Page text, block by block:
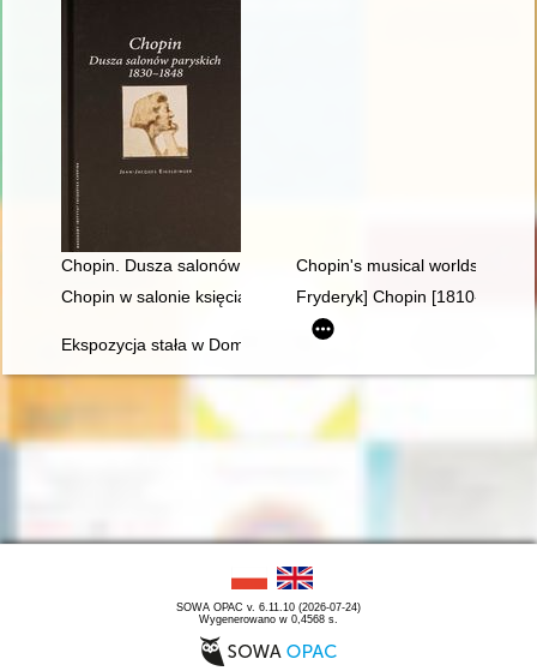
Chopin. Dusza salonów paryskich 1830-1848Chopin's musical worlds the
Chopin w salonie księcia Antoniego Radziwiłła". Nowe
Fryderyk] Chopin [1810-1849].
Ekspozycja stała w Domu Urodzenia Fryderyka Chopina w
SOWA OPAC v. 6.11.10 (2026-07-24)
Wygenerowano w 0,4568 s.